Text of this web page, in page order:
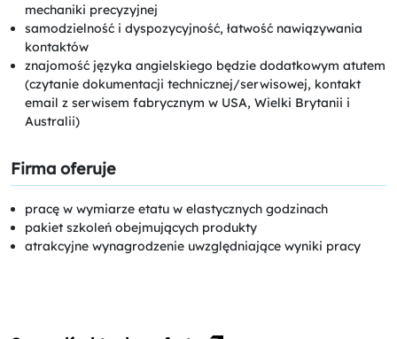
mechaniki precyzyjnej
samodzielność i dyspozycyjność, łatwość nawiązywania
kontaktów
znajomość języka angielskiego będzie dodatkowym atutem
(czytanie dokumentacji technicznej/serwisowej, kontakt
email z serwisem fabrycznym w USA, Wielki Brytanii i
Australii)
Firma oferuje
pracę w wymiarze etatu w elastycznych godzinach
pakiet szkoleń obejmujących produkty
atrakcyjne wynagrodzenie uwzględniające wyniki pracy